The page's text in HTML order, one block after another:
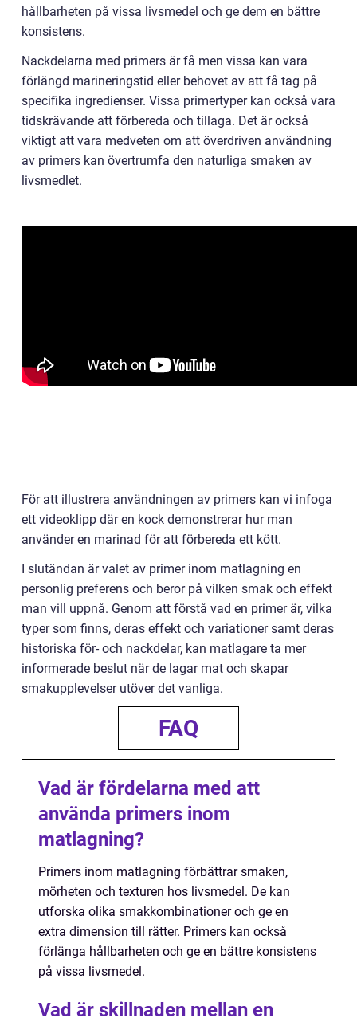
hållbarheten på vissa livsmedel och ge dem en bättre
konsistens.
Nackdelarna med primers är få men vissa kan vara
förlängd marineringstid eller behovet av att få tag på
specifika ingredienser. Vissa primertyper kan också vara
tidskrävande att förbereda och tillaga. Det är också
viktigt att vara medveten om att överdriven användning
av primers kan övertrumfa den naturliga smaken av
livsmedlet.
För att illustrera användningen av primers kan vi infoga
ett videoklipp där en kock demonstrerar hur man
använder en marinad för att förbereda ett kött.
I slutändan är valet av primer inom matlagning en
personlig preferens och beror på vilken smak och effekt
man vill uppnå. Genom att förstå vad en primer är, vilka
typer som finns, deras effekt och variationer samt deras
historiska för- och nackdelar, kan matlagare ta mer
informerade beslut när de lagar mat och skapar
smakupplevelser utöver det vanliga.
FAQ
Vad är fördelarna med att
använda primers inom
matlagning?
Primers inom matlagning förbättrar smaken,
mörheten och texturen hos livsmedel. De kan
utforska olika smakkombinationer och ge en
extra dimension till rätter. Primers kan också
förlänga hållbarheten och ge en bättre konsistens
på vissa livsmedel.
Vad är skillnaden mellan en